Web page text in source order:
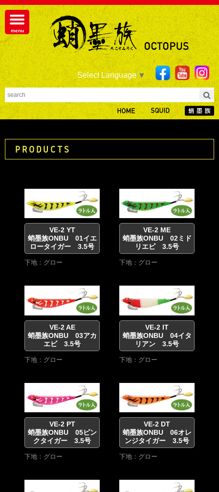
Select Language ▼
PRODUCTS
VE-2 YT
蛸墨族ONBU 01イエ
ロータイガー 3.5号
下地：グロー
VE-2 ME
蛸墨族ONBU 02ミド
リエビ 3.5号
下地：グロー
VE-2 AE
蛸墨族ONBU 03アカ
エビ 3.5号
下地：グロー
VE-2 IT
蛸墨族ONBU 04イタ
リアン 3.5号
下地：グロー
VE-2 PT
蛸墨族ONBU 05ピン
クタイガー 3.5号
下地：グロー
VE-2 DT
蛸墨族ONBU 06オレ
ンジタイガー 3.5号
下地：グロー